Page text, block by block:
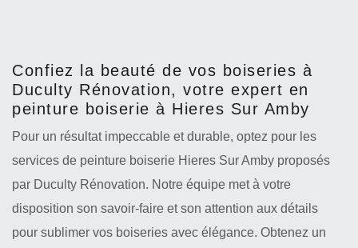
Confiez la beauté de vos boiseries à
Duculty Rénovation, votre expert en
peinture boiserie à Hieres Sur Amby
Pour un résultat impeccable et durable, optez pour les
services de peinture boiserie Hieres Sur Amby proposés
par Duculty Rénovation. Notre équipe met à votre
disposition son savoir-faire et son attention aux détails
pour sublimer vos boiseries avec élégance. Obtenez un